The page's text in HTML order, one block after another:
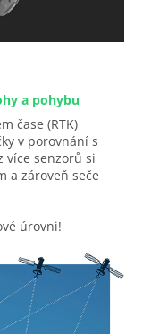
a pohybu
čase (RTK)
v porovnání s
více senzorů si
a zároveň seče
úrovni!